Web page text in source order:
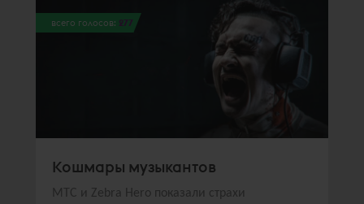
всего голосов: 277
Кошмары музыкантов
МТС и Zebra Hero показали страхи